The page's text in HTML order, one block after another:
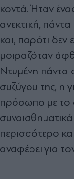
κοντά. Ήταν
ανεκτική,
και, παρότι δεν
μοιραζόταν
Ντυμένη πάντα
συζύγου της, η
πρόσωπο με το
περισσότερο
αναφέρει για